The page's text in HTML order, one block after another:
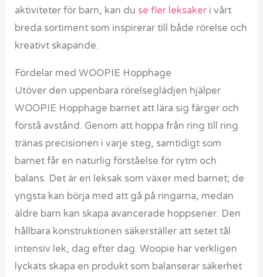
aktiviteter för barn, kan du se fler leksaker i vårt
breda sortiment som inspirerar till både rörelse och
kreativt skapande.
Fördelar med WOOPIE Hopphage
Utöver den uppenbara rörelseglädjen hjälper
WOOPIE Hopphage barnet att lära sig färger och
förstå avstånd. Genom att hoppa från ring till ring
tränas precisionen i varje steg, samtidigt som
barnet får en naturlig förståelse för rytm och
balans. Det är en leksak som växer med barnet; de
yngsta kan börja med att gå på ringarna, medan
äldre barn kan skapa avancerade hoppserier. Den
hållbara konstruktionen säkerställer att setet tål
intensiv lek, dag efter dag. Woopie har verkligen
lyckats skapa en produkt som balanserar säkerhet